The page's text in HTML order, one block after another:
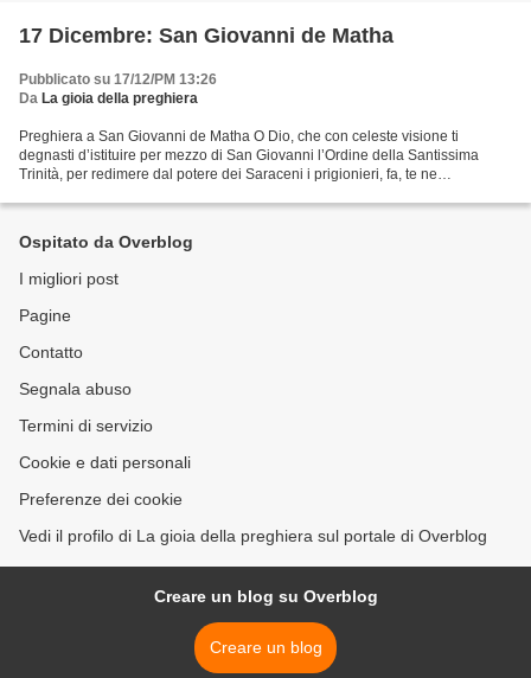
17 Dicembre: San Giovanni de Matha
Pubblicato su 17/12/PM 13:26
Da La gioia della preghiera
Preghiera a San Giovanni de Matha O Dio, che con celeste visione ti
degnasti d’istituire per mezzo di San Giovanni l’Ordine della Santissima
Trinità, per redimere dal potere dei Saraceni i prigionieri, fa, te ne
Ospitato da Overblog
I migliori post
Pagine
Contatto
Segnala abuso
Termini di servizio
Cookie e dati personali
Preferenze dei cookie
Vedi il profilo di La gioia della preghiera sul portale di Overblog
Creare un blog su Overblog
Creare un blog